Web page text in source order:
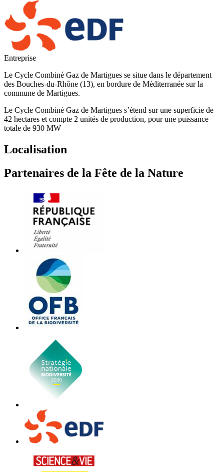
Entreprise
Le Cycle Combiné Gaz de Martigues se situe dans le département
des Bouches-du-Rhône (13), en bordure de Méditerranée sur la
commune de Martigues.
Le Cycle Combiné Gaz de Martigues s’étend sur une superficie de
42 hectares et compte 2 unités de production, pour une puissance
totale de 930 MW
Localisation
Partenaires de la Fête de la Nature